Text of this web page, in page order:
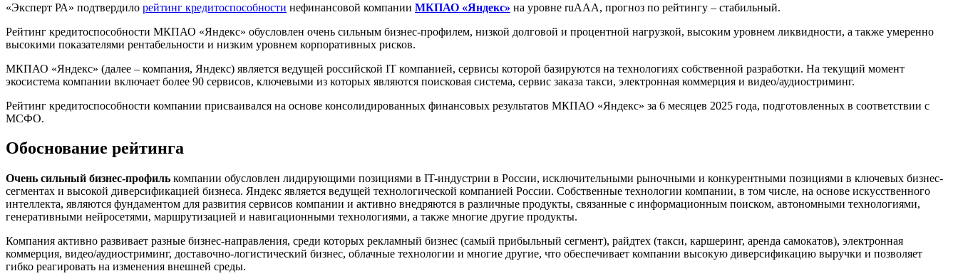
«Эксперт РА» подтвердило рейтинг кредитоспособности нефинансовой компании МКПАО «Яндекс» на уровне ruААА, прогноз по рейтингу – стабильный.
Рейтинг кредитоспособности МКПАО «Яндекс» обусловлен очень сильным бизнес-профилем, низкой долговой и процентной нагрузкой, высоким уровнем ликвидности, а также умеренно
высокими показателями рентабельности и низким уровнем корпоративных рисков.
МКПАО «Яндекс» (далее – компания, Яндекс) является ведущей российской IT компанией, сервисы которой базируются на технологиях собственной разработки. На текущий момент
экосистема компании включает более 90 сервисов, ключевыми из которых являются поисковая система, сервис заказа такси, электронная коммерция и видео/аудиостриминг.
Рейтинг кредитоспособности компании присваивался на основе консолидированных финансовых результатов МКПАО «Яндекс» за 6 месяцев 2025 года, подготовленных в соответствии с
МСФО.
Обоснование рейтинга
Очень сильный бизнес-профиль компании обусловлен лидирующими позициями в IT-индустрии в России, исключительными рыночными и конкурентными позициями в ключевых бизнес-
сегментах и высокой диверсификацией бизнеса. Яндекс является ведущей технологической компанией России. Собственные технологии компании, в том числе, на основе искусственного
интеллекта, являются фундаментом для развития сервисов компании и активно внедряются в различные продукты, связанные с информационным поиском, автономными технологиями,
генеративными нейросетями, маршрутизацией и навигационными технологиями, а также многие другие продукты.
Компания активно развивает разные бизнес-направления, среди которых рекламный бизнес (самый прибыльный сегмент), райдтех (такси, каршеринг, аренда самокатов), электронная
коммерция, видео/аудиостриминг, доставочно-логистический бизнес, облачные технологии и многие другие, что обеспечивает компании высокую диверсификацию выручки и позволяет
гибко реагировать на изменения внешней среды.